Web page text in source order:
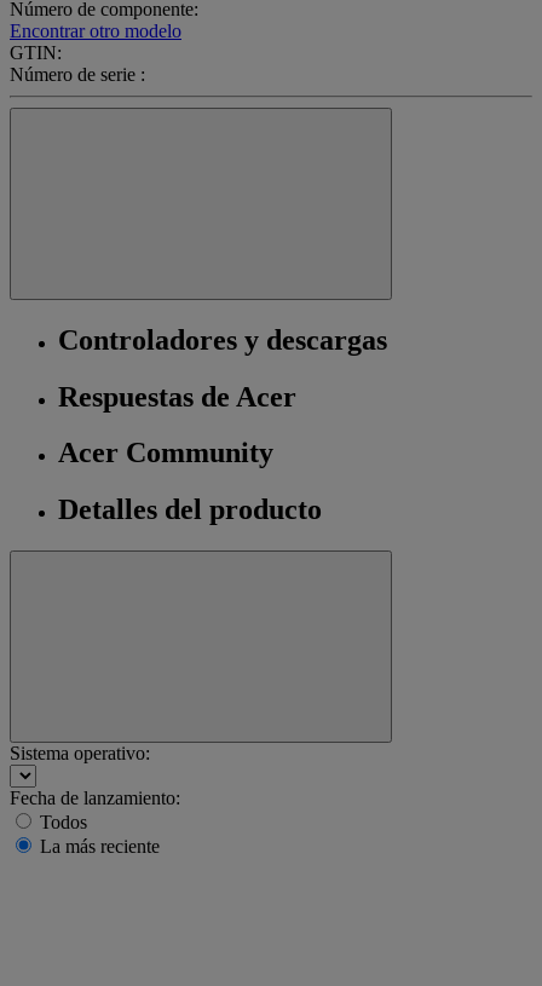
Número de componente:
Encontrar otro modelo
GTIN:
Número de serie :
Controladores y descargas
Respuestas de Acer
Acer Community
Detalles del producto
Sistema operativo:
Fecha de lanzamiento:
Todos
La más reciente